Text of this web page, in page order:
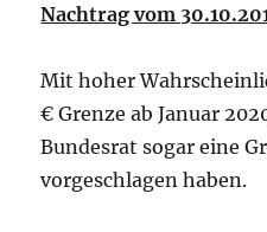
Nachtrag vom
Mit hoher
€ Grenze ab Januar
Bundesrat sogar eine
vorgeschlagen haben.